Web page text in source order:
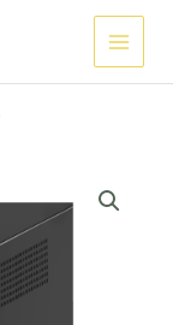
Main
Menu